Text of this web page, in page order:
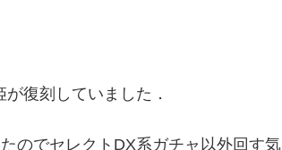
復刻していました．
のでセレクトDX系ガチャ以外回す気